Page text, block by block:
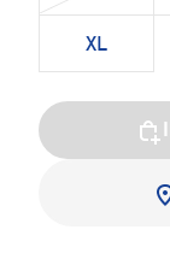
XL